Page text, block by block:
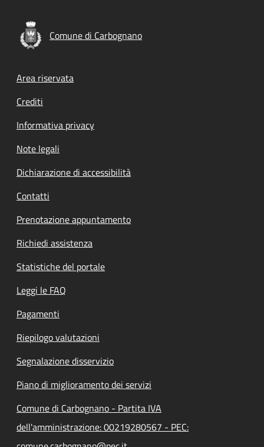
Comune di Carbognano
Footer menu
Area riservata
Crediti
Informativa privacy
Note legali
Dichiarazione di accessibilità
Contatti
Prenotazione appuntamento
Richiedi assistenza
Statistiche del portale
Leggi le FAQ
Pagamenti
Riepilogo valutazioni
Segnalazione disservizio
Piano di miglioramento dei servizi
Comune di Carbognano - Partita IVA
dell'amministrazione: 00219280567 - PEC: